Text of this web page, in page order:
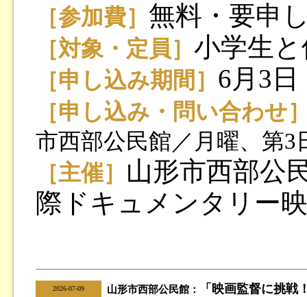
［参加費］ 無料・要申
［対象・定員］ 小学生
［申し込み期間］ 6月3
［申し込み・問い合わせ
市西部公民館／月曜、第3
［主催］ 山形市西部公
際ドキュメンタリー
2026-07-09 山形市西部公民館： 「映画監督に挑